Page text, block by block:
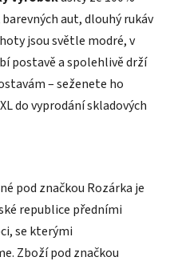
aut, dlouhý rukáv
jsou světle modré, v
postavě a spolehlivě drží
– seženete ho
do vyprodání skladových
pod značkou Rozárka je
republice předními
se kterými
Zboží pod značkou